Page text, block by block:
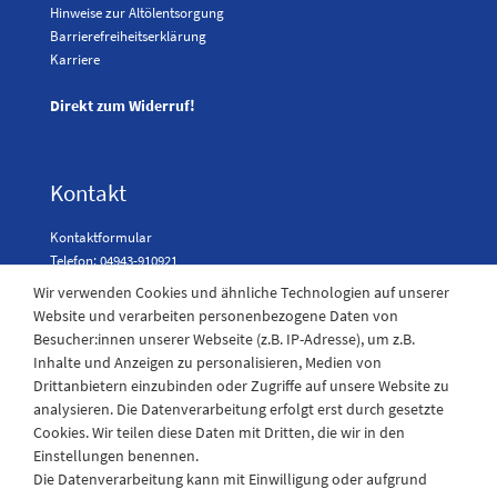
Hinweise zur Altölentsorgung
Barrierefreiheitserklärung
Karriere
Direkt zum Widerruf!
Kontakt
Kontaktformular
Telefon: 04943-910921
Laden Öffnungszeiten
Montag - Freitag
08:30 - 12:30 und 13.00 - 17.30 Uhr
Samstags
08:30 bis 12:30 Uhr
Wir verwenden Cookies und ähnliche Technologien auf unserer
Website und verarbeiten personenbezogene Daten von
Besucher:innen unserer Webseite (z.B. IP-Adresse), um z.B.
Inhalte und Anzeigen zu personalisieren, Medien von
Drittanbietern einzubinden oder Zugriffe auf unsere Website zu
analysieren. Die Datenverarbeitung erfolgt erst durch gesetzte
Cookies. Wir teilen diese Daten mit Dritten, die wir in den
Einstellungen benennen.
Die Datenverarbeitung kann mit Einwilligung oder aufgrund